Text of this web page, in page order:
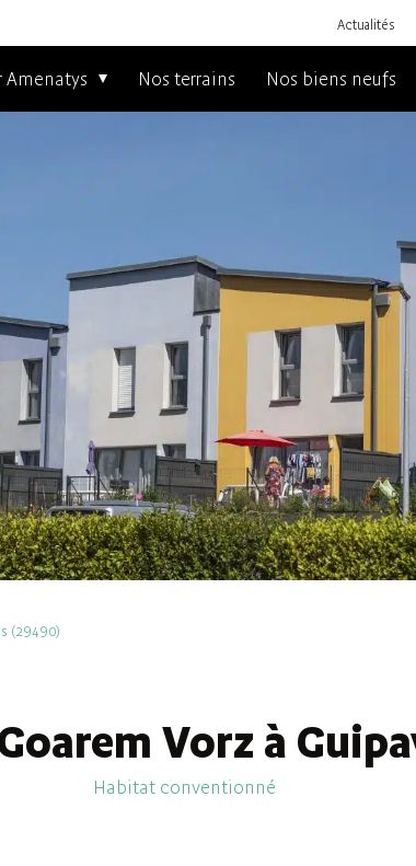
Actualités
Amenatys Nos terrains Nos biens neufs
(29490)
Vorz à
Habitat conventionné